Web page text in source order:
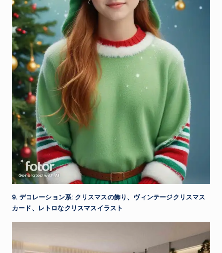
9. デコレーション系: クリスマスの飾り、ヴィンテージクリスマス
カード、レトロなクリスマスイラスト